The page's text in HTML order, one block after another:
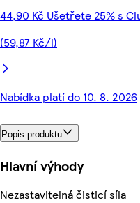
44,90 Kč Ušetřete 25% s
(59,87 Kč/l)
Nabídka platí do 10. 8. 2026
Popis produktu
Hlavní výhody
Nezastavitelná čisticí síla